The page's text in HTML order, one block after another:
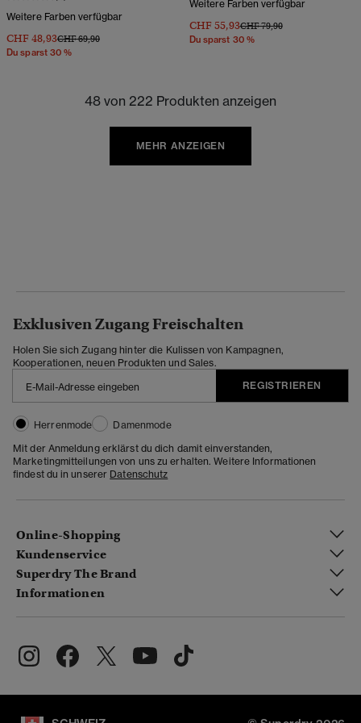
Weitere Farben verfügbar
CHF 48,93Preis wurde reduziert von
CHF 69,90bis
Du sparst 30 %
Weitere Farben verfügbar
CHF 55,93Preis wurde reduziert von
CHF 79,90bis
Du sparst 30 %
48 von 222 Produkten anzeigen
MEHR ANZEIGEN
Exklusiven Zugang Freischalten
Holen Sie sich Zugang hinter die Kulissen von Kampagnen,
Kooperationen, neuen Produkten und Sales.
REGISTRIEREN
Herrenmode
Damenmode
Mit der Anmeldung erklärst du dich damit einverstanden,
Marketingmitteilungen von uns zu erhalten. Weitere Informationen
findest du in unserer Datenschutz
Online-Shopping
Kundenservice
Superdry The Brand
Informationen